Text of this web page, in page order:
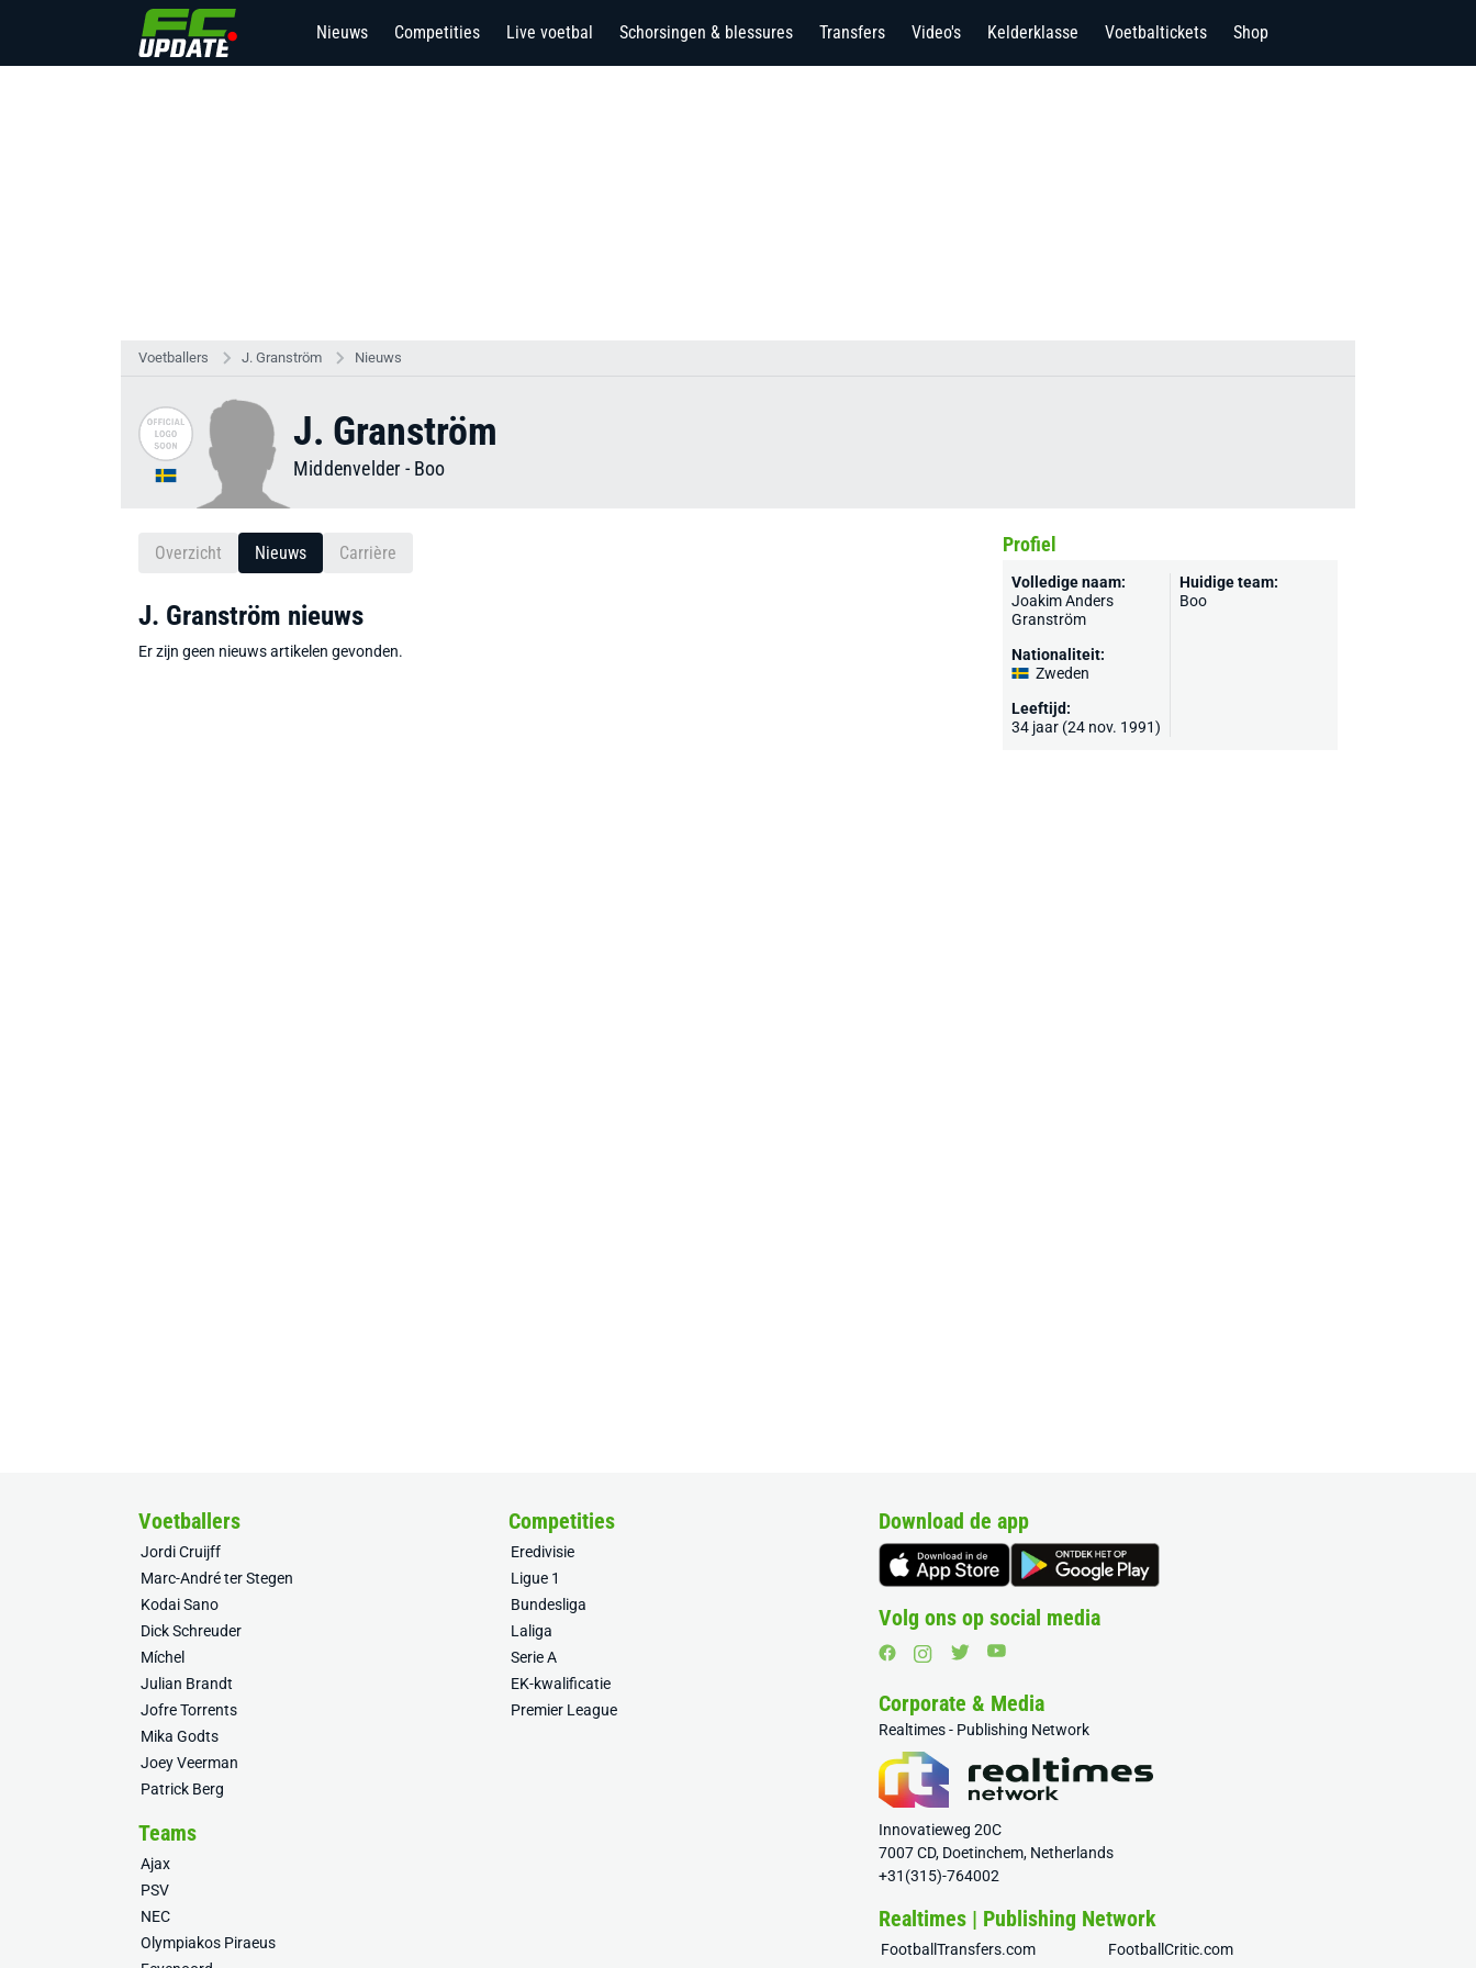
Nieuws Competities Live voetbal Schorsingen & blessures Transfers Video's Kelderklasse Voetbaltickets Shop
Voetballers J. Granström Nieuws
J. Granström
Middenvelder - Boo
Overzicht Nieuws Carrière
J. Granström nieuws
Er zijn geen nieuws artikelen gevonden.
Profiel
Volledige naam:
Joakim Anders
Granström
Nationaliteit:
Zweden
Leeftijd:
34 jaar (24 nov. 1991)
Huidige team:
Boo
Voetballers
Jordi Cruijff
Marc-André ter Stegen
Kodai Sano
Dick Schreuder
Míchel
Julian Brandt
Jofre Torrents
Mika Godts
Joey Veerman
Patrick Berg
Competities
Eredivisie
Ligue 1
Bundesliga
Laliga
Serie A
EK-kwalificatie
Premier League
Teams
Ajax
PSV
NEC
Olympiakos Piraeus
Download de app
Volg ons op social media
Corporate & Media
Realtimes - Publishing Network
Innovatieweg 20C
7007 CD, Doetinchem, Netherlands
+31(315)-764002
Realtimes | Publishing Network
FootballTransfers.com
FootballCritic.com